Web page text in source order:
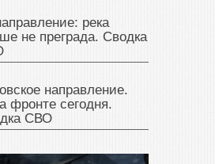
река
не преграда. Сводка
направление.
фронте сегодня.
СВО